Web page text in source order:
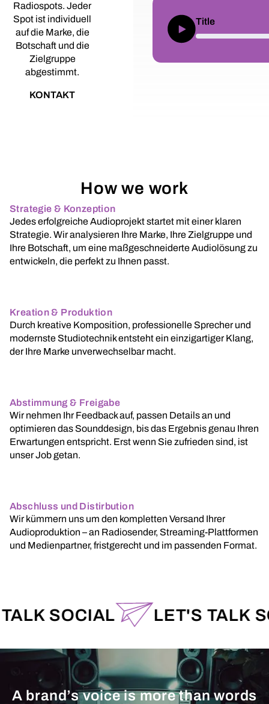
Radiospots. Jeder
Spot ist individuell
auf die Marke, die
Botschaft und die
Zielgruppe
abgestimmt.
KONTAKT
Title
How we work
Strategie & Konzeption
Jedes erfolgreiche Audioprojekt startet mit einer klaren
Strategie. Wir analysieren Ihre Marke, Ihre Zielgruppe und
Ihre Botschaft, um eine maßgeschneiderte Audiolösung zu
entwickeln, die perfekt zu Ihnen passt.
Kreation & Produktion
Durch kreative Komposition, professionelle Sprecher und
modernste Studiotechnik entsteht ein einzigartiger Klang,
der Ihre Marke unverwechselbar macht.
Abstimmung & Freigabe
Wir nehmen Ihr Feedback auf, passen Details an und
optimieren das Sounddesign, bis das Ergebnis genau Ihren
Erwartungen entspricht. Erst wenn Sie zufrieden sind, ist
unser Job getan.
Abschluss und Distirbution
Wir kümmern uns um den kompletten Versand Ihrer
Audioproduktion – an Radiosender, Streaming-Plattformen
und Medienpartner, fristgerecht und im passenden Format.
LET'S TALK
A brand’s voice is more than words